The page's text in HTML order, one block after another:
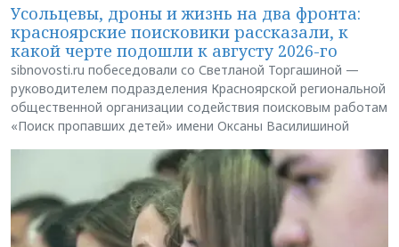
Усольцевы, дроны и жизнь на два фронта:
красноярские поисковики рассказали, к
какой черте подошли к августу 2026-го
sibnovosti.ru побеседовали со Светланой Торгашиной —
руководителем подразделения Красноярской региональной
общественной организации содействия поисковым работам
«Поиск пропавших детей» имени Оксаны Василишиной